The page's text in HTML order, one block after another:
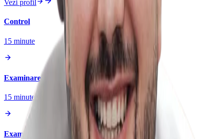
Vezi profil
Control
15 minute
Examinare
15 minute
Examinare + Ecocardiografie